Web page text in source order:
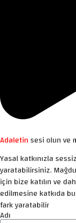
Adaletin sesi olun ve
Yasal katkınızla
yaratabilirsiniz.
için bize katılın ve
edilmesine katkıda
fark yaratabilir
Adı